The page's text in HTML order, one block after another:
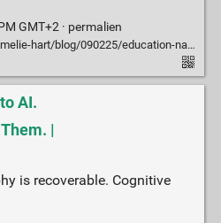
GMT+2 · permalien
090225/education-nationale-there-no-ia-alternative
AI.
|
is recoverable. Cognitive